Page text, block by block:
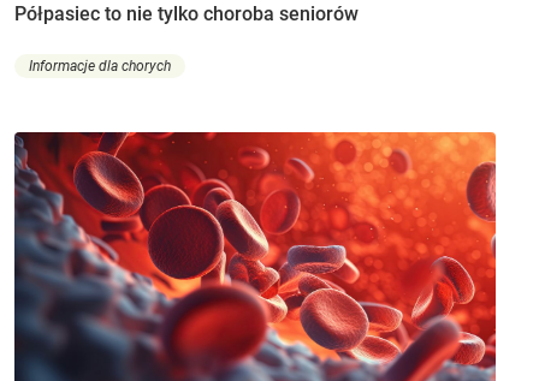
Półpasiec to nie tylko choroba seniorów
Informacje dla chorych